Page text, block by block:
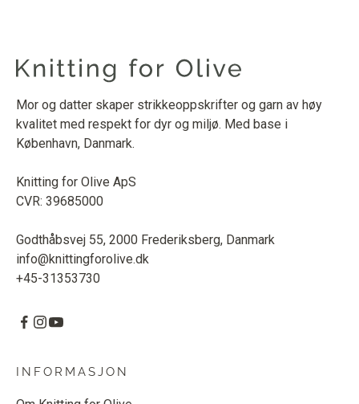
Mor og datter skaper strikkeoppskrifter og garn av høy
kvalitet med respekt for dyr og miljø. Med base i
København, Danmark.
Knitting for Olive ApS
CVR: 39685000
Godthåbsvej 55, 2000 Frederiksberg, Danmark
info@knittingforolive.dk
+45-31353730
INFORMASJON